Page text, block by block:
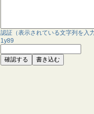
認証（表示されている文字列を入
1y89